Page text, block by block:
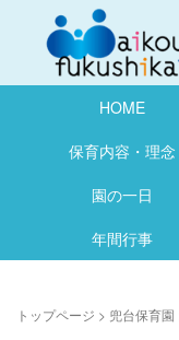
HOME
保育内容・理念
園の一日
年間行事
トップページ > 兜台保育園